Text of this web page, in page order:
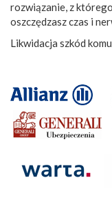
rozwiązanie, z
oszczędzasz czas i
Likwidacja szkód